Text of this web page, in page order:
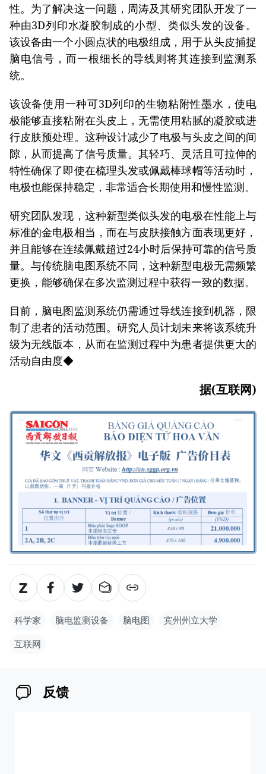
性。为了解决这一问题，周涛及其研究团队开发了一
种由3D列印水凝胶制成的小型、类似头发的设备。
该设备由一个小圆点状的电极组成，用于从头皮捕捉
脑电信号，而一根细长的导线则将其连接到监测系
统。
该设备使用一种可3D列印的生物粘附性墨水，使电
极能够直接粘附在头皮上，无需使用粘腻的凝胶或进
行皮肤预处理。这种设计减少了电极与头皮之间的间
隙，从而提高了信号质量。其轻巧、灵活且可拉伸的
特性确保了即使在梳理头发或佩戴棒球帽等活动时，
电极也能保持稳定，非常适合长期使用和慢性监测。
研究团队发现，这种新型类似头发的电极在性能上与
标准的金电极相当，而在与皮肤接触方面表现更好，
并且能够在连续佩戴超过24小时后保持可靠的信号质
量。与传统脑电图系统不同，这种新型电极无需频繁
更换，能够确保在多次监测过程中获得一致的数据。
目前，脑电图监测系统仍需通过导线连接到机器，限
制了患者的活动范围。研究人员计划未来将该系统升
级为无线版本，从而在监测过程中为患者提供更大的
活动自由度◆
据(互联网)
科学家 脑电监测设备 脑电图 宾州州立大学
互联网
反馈